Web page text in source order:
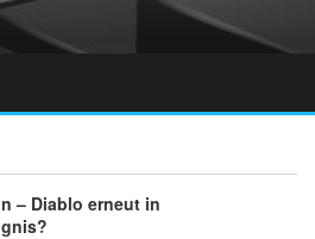
– Diablo erneut in